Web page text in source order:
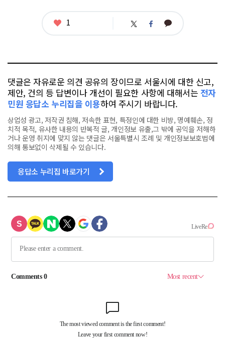
좋1 트 페 카
댓글은 자유로운 의견 공유의 장이므로 서울시에 대한 신고,
제안, 건의 등 답변이나 개선이 필요한 사항에 대해서는 전자
민원 응답소 누리집을 이용하여 주시기 바랍니다.
상업성 광고, 저작권 침해, 저속한 표현, 특정인에 대한 비방, 명예훼손, 정
치적 목적, 유사한 내용의 반복적 글, 개인정보 유출,그 밖에 공익을 저해하
거나 운영 취지에 맞지 않는 댓글은 서울특별시 조례 및 개인정보보호법에
의해 통보없이 삭제될 수 있습니다.
응답소 누리집 바로가기